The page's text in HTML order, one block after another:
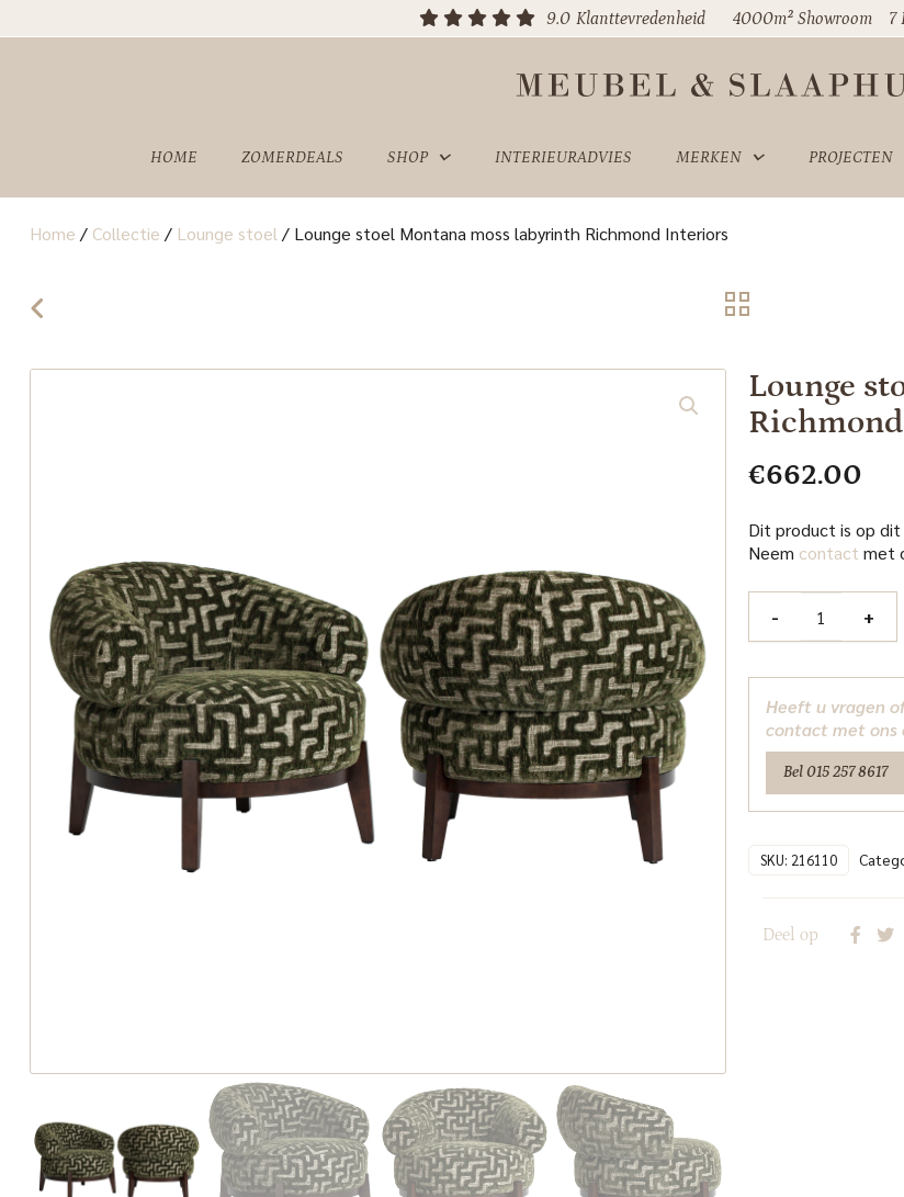
9.0 Klanttevredenheid 4000m² Showroom 7
HOME ZOMERDEALS SHOP INTERIEURADVIES MERKEN PROJECTEN
Home / Collectie / Lounge stoel / Lounge stoel Montana moss labyrinth Richmond Interiors
Lounge
€662.00
Dit product is op
Neem contact met
-
labyrinth
Richmond
Interiors
+
Heeft u vragen
contact met ons
Bel 015 257 8617
SKU: 216110
Deel op